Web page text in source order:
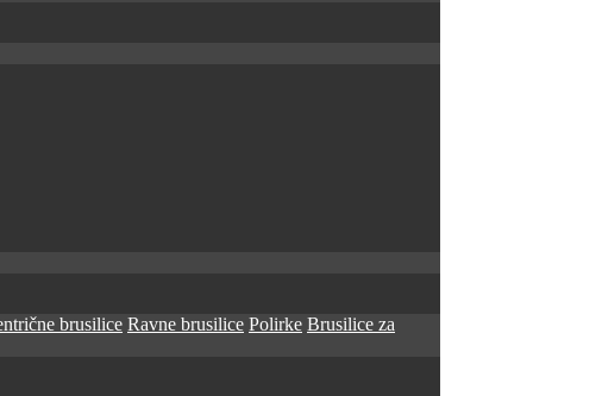
brusilice Ravne brusilice Polirke Brusilice za